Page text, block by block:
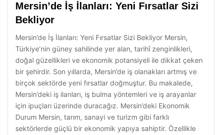
Mersin’de İş İlanları: Yeni Fırsatlar Sizi
Bekliyor
Mersin’de İş İlanları: Yeni Fırsatlar Sizi Bekliyor Mersin,
Türkiye’nin güney sahilinde yer alan, tarihî zenginlikleri,
doğal güzellikleri ve ekonomik potansiyeli ile dikkat çeken
bir şehirdir. Son yıllarda, Mersin’de iş olanakları artmış ve
birçok sektörde yeni fırsatlar doğmuştur. Bu makalede,
Mersin’deki iş ilanları, iş bulma yöntemleri ve iş arayanlar
için ipuçları üzerinde duracağız. Mersin’deki Ekonomik
Durum Mersin, tarım, sanayi ve turizm gibi farklı
sektörlerde güçlü bir ekonomik yapıya sahiptir. Özellikle